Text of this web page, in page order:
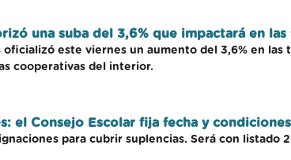
una suba del 3,6% que impactará en
este viernes un aumento del 3,6% en
cooperativas del interior.
el Consejo Escolar fija fecha y condiciones
para cubrir suplencias. Será con listado